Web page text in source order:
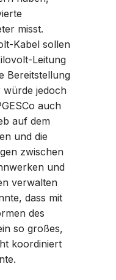
misst.
Kabel sollen
Leitung
Bereitstellung
würde jedoch
auch
auf dem
und die
zwischen
und
verwalten
dass mit
des
so großes,
koordiniert